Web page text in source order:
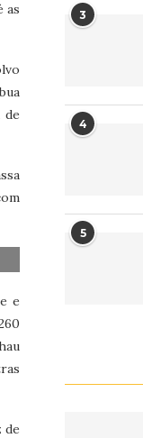
as
de
e
de
3
4
5